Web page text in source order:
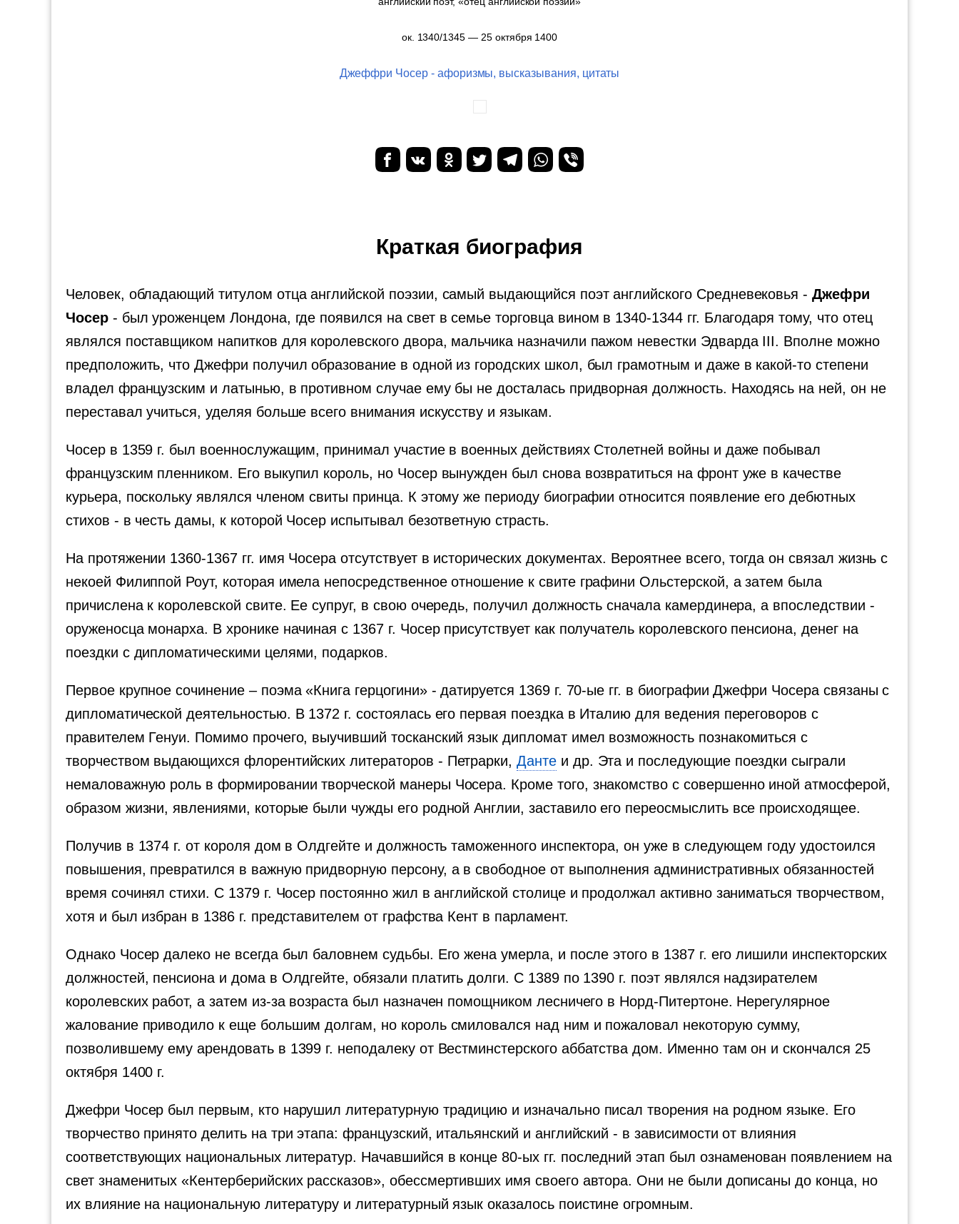
ок. 1340/1345 — 25 октября 1400
Джеффри Чосер - афоризмы, высказывания, цитаты
Краткая биография
Человек, обладающий титулом отца английской поэзии, самый выдающийся поэт английского Средневековья -Джефри
Чосер- был уроженцем Лондона, где появился на свет в семье торговца вином в 1340-1344 гг. Благодаря тому, что отец
являлся поставщиком напитков для королевского двора, мальчика назначили пажом невестки Эдварда III. Вполне можно
предположить, что Джефри получил образование в одной из городских школ, был грамотным и даже в какой-то степени
владел французским и латынью, в противном случае ему бы не досталась придворная должность. Находясь на ней, он не
переставал учиться, уделяя больше всего внимания искусству и языкам.
Чосер в 1359 г. был военнослужащим, принимал участие в военных действиях Столетней войны и даже побывал
французским пленником. Его выкупил король, но Чосер вынужден был снова возвратиться на фронт уже в качестве
курьера, поскольку являлся членом свиты принца. К этому же периоду биографии относится появление его дебютных
стихов - в честь дамы, к которой Чосер испытывал безответную страсть.
На протяжении 1360-1367 гг. имя Чосера отсутствует в исторических документах. Вероятнее всего, тогда он связал жизнь с
некоей Филиппой Роут, которая имела непосредственное отношение к свите графини Ольстерской, а затем была
причислена к королевской свите. Ее супруг, в свою очередь, получил должность сначала камердинера, а впоследствии -
оруженосца монарха. В хронике начиная с 1367 г. Чосер присутствует как получатель королевского пенсиона, денег на
поездки с дипломатическими целями, подарков.
Первое крупное сочинение – поэма «Книга герцогини» - датируется 1369 г. 70-ые гг. в биографии Джефри Чосера связаны с
дипломатической деятельностью. В 1372 г. состоялась его первая поездка в Италию для ведения переговоров с
правителем Генуи. Помимо прочего, выучивший тосканский язык дипломат имел возможность познакомиться с
творчеством выдающихся флорентийских литераторов - Петрарки,Дантеи др. Эта и последующие поездки сыграли
немаловажную роль в формировании творческой манеры Чосера. Кроме того, знакомство с совершенно иной атмосферой,
образом жизни, явлениями, которые были чужды его родной Англии, заставило его переосмыслить все происходящее.
Получив в 1374 г. от короля дом в Олдгейте и должность таможенного инспектора, он уже в следующем году удостоился
повышения, превратился в важную придворную персону, а в свободное от выполнения административных обязанностей
время сочинял стихи. С 1379 г. Чосер постоянно жил в английской столице и продолжал активно заниматься творчеством,
хотя и был избран в 1386 г. представителем от графства Кент в парламент.
Однако Чосер далеко не всегда был баловнем судьбы. Его жена умерла, и после этого в 1387 г. его лишили инспекторских
должностей, пенсиона и дома в Олдгейте, обязали платить долги. С 1389 по 1390 г. поэт являлся надзирателем
королевских работ, а затем из-за возраста был назначен помощником лесничего в Норд-Питертоне. Нерегулярное
жалование приводило к еще большим долгам, но король смиловался над ним и пожаловал некоторую сумму,
позволившему ему арендовать в 1399 г. неподалеку от Вестминстерского аббатства дом. Именно там он и скончался 25
октября 1400 г.
Джефри Чосер был первым, кто нарушил литературную традицию и изначально писал творения на родном языке. Его
творчество принято делить на три этапа: французский, итальянский и английский - в зависимости от влияния
соответствующих национальных литератур. Начавшийся в конце 80-ых гг. последний этап был ознаменован появлением на
свет знаменитых «Кентерберийских рассказов», обессмертивших имя своего автора. Они не были дописаны до конца, но
их влияние на национальную литературу и литературный язык оказалось поистине огромным.